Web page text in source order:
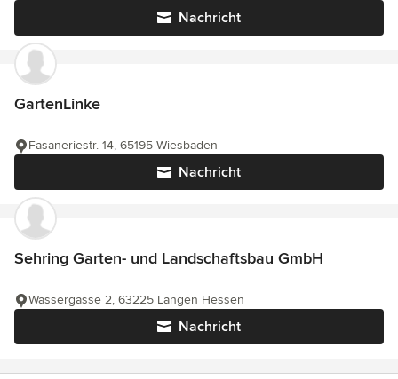
Nachricht
GartenLinke
Nachricht
Fasaneriestr. 14, 65195 Wiesbaden
Sehring Garten- und Landschaftsbau GmbH
Nachricht
Wassergasse 2, 63225 Langen Hessen